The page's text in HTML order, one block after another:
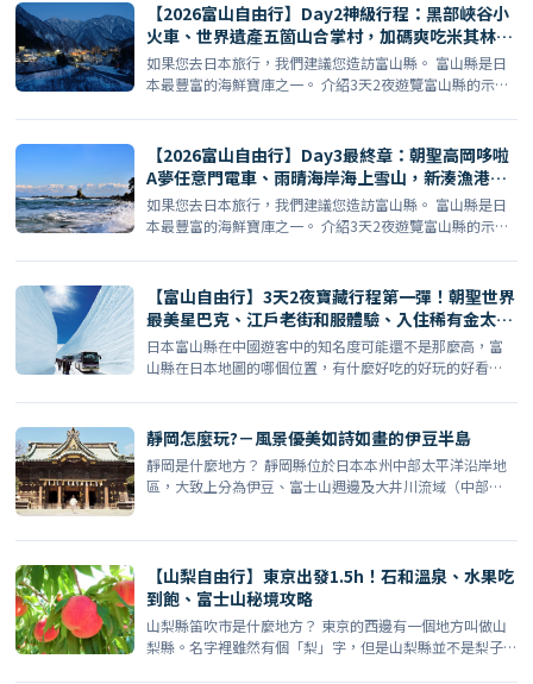
【2026富山自由行】Day2神級行程：黑部峽谷小
火車、世界遺產五箇山合掌村，加碼爽吃米其林冰
見牛！
如果您去日本旅行，我們建議您造訪富山縣。 富山縣是日
本最豐富的海鮮寶庫之一。 介紹3天2夜遊覽富山縣的示範
【2026富山自由行】Day3最終章：朝聖高岡哆啦
A夢任意門電車、雨晴海岸海上雪山，新湊漁港大
啖高CP值壽司！
如果您去日本旅行，我們建議您造訪富山縣。 富山縣是日
本最豐富的海鮮寶庫之一。 介紹3天2夜遊覽富山縣的示範
【富山自由行】3天2夜寶藏行程第一彈！朝聖世界
最美星巴克、江戶老街和服體驗、入住稀有金太郎
溫泉
日本富山縣在中國遊客中的知名度可能還不是那麼高，富
山縣在日本地圖的哪個位置，有什麼好吃的好玩的好看
靜岡怎麼玩?－風景優美如詩如畫的伊豆半島
靜岡是什麼地方？ 靜岡縣位於日本本州中部太平洋沿岸地
區，大致上分為伊豆、富士山週邊及大井川流域（中部·
【山梨自由行】東京出發1.5h！石和溫泉、水果吃
到飽、富士山秘境攻略
山梨縣笛吹市是什麼地方？ 東京的西邊有一個地方叫做山
梨縣。名字裡雖然有個「梨」字，但是山梨縣並不是梨子